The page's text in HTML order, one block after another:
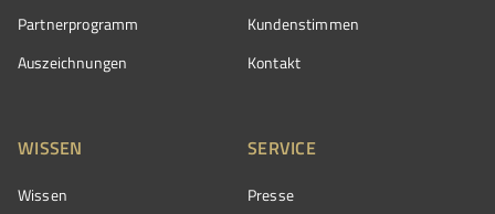
Partnerprogramm
Auszeichnungen
Kundenstimmen
Kontakt
WISSEN
Wissen
SERVICE
Presse